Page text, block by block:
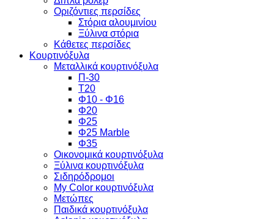
Οριζόντιες περσίδες
Στόρια αλουμινίου
Ξύλινα στόρια
Κάθετες περσίδες
Κουρτινόξυλα
Μεταλλικά κουρτινόξυλα
Π-30
Τ20
Φ10 - Φ16
Φ20
Φ25
Φ25 Marble
Φ35
Οικονομικά κουρτινόξυλα
Ξύλινα κουρτινόξυλα
Σιδηρόδρομοι
My Color κουρτινόξυλα
Μετώπες
Παιδικά κουρτινόξυλα